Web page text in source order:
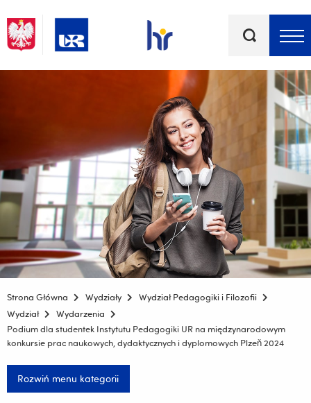
kluczowe
Strona Główna Wydziały
Wydział Pedagogiki i Filozofii
Wydział
Wydarzenia
Podium dla studentek Instytutu Pedagogiki UR na międzynarodowym
konkursie prac naukowych, dydaktycznych i dyplomowych Plzeň 2024
Rozwiń menu kategorii